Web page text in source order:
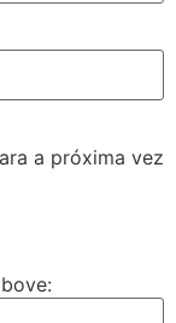
a próxima vez